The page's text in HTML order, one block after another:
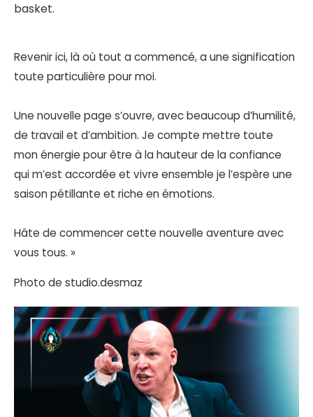
basket.
Revenir ici, là où tout a commencé, a une signification
toute particulière pour moi.
Une nouvelle page s’ouvre, avec beaucoup d’humilité,
de travail et d’ambition. Je compte mettre toute
mon énergie pour être à la hauteur de la confiance
qui m’est accordée et vivre ensemble je l’espère une
saison pétillante et riche en émotions.
Hâte de commencer cette nouvelle aventure avec
vous tous. »
Photo de studio.desmaz